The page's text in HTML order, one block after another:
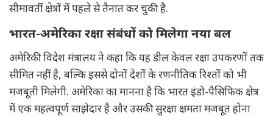
सीमावर्ती क्षेत्रों में पहले से तैनात कर चुकी है.
भारत-अमेरिका रक्षा संबंधों को मिलेगा नया बल
अमेरिकी विदेश मंत्रालय ने कहा कि यह डील केवल रक्षा उपकरणों तक
सीमित नहीं है, बल्कि इससे दोनों देशों के रणनीतिक रिश्तों को भी
मजबूती मिलेगी. अमेरिका का मानना है कि भारत इंडो-पैसिफिक क्षेत्र
में एक महत्वपूर्ण साझेदार है और उसकी सुरक्षा क्षमता मजबूत होना